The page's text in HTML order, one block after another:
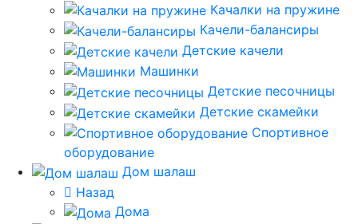
Качалки на пружине
Качели-балансиры
Детские качели
Машинки
Детские песочницы
Детские скамейки
Спортивное
оборудование
Дом шалаш
Назад
Дома